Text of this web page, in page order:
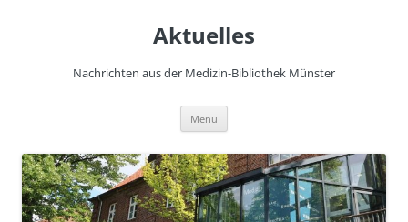
Aktuelles
Nachrichten aus der Medizin-Bibliothek Münster
Menü